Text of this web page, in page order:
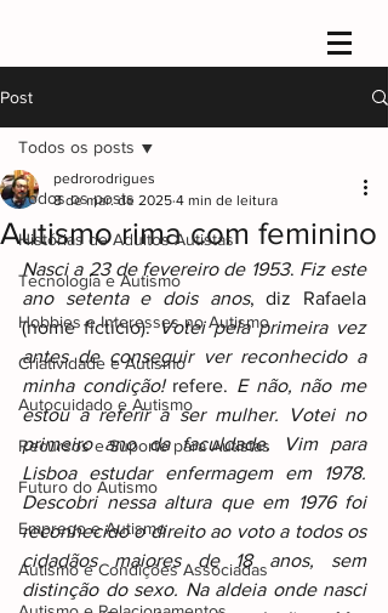
Post
Todos os posts
Histórias de Adultos Autistas
Tecnologia e Autismo
Hobbies e Interesses no Autismo
Criatividade e Autismo
Autocuidado e Autismo
Recursos e Suporte para Autistas
Futuro do Autismo
Emprego e Autismo
Autismo e Condições Associadas
Todos os posts
Autismo rima com feminino
pedrorodrigues
8 de mar. de 2025 4 min de leitura
Nasci a 23 de fevereiro de 1953. Fiz este
ano setenta e dois anos, diz Rafaela
(nome fictício). Votei pela primeira vez
antes de conseguir ver reconhecido a
minha condição! refere. E não, não me
estou a referir a ser mulher. Votei no
primeiro ano da faculdade. Vim para
Lisboa estudar enfermagem em 1978.
Descobri nessa altura que em 1976 foi
reconhecido o direito ao voto a todos os
cidadãos maiores de 18 anos, sem
distinção do sexo. Na aldeia onde nasci